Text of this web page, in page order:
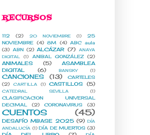
RECURSOS
112 (2) 20 NOVIEMBRE (1)
25
NOVIEMBRE
(4) 8M (4)
ABC aula
(3) ABN (2) ALCÁZAR (7)
ANAYA
DIGITAL
(1) ANIBAL GONZÁLEZ (2)
ANIMALES (5)
ASAMBLEA
DIGITAL
(6) BANSKY (1)
CANCIONES (13)
CARTELES
(2)
CARTILLA (1) CASTILLOS (5)
CATEDRAL SEVILLA (1)
CLASIFICACION UNIVERSAL
DECIMAL
(2) CORONAVIRUS (3)
CUENTOS (45)
DESAFÍO MBASE 2025 (9) DÍA
ANDALUCÍA (1) DÍA DE MUERTOS (3)